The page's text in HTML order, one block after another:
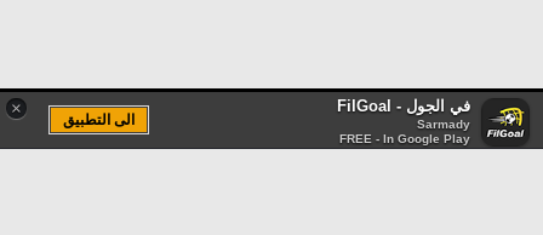
× في الجول - FilGoal
Sarmady
FREE - In Google Play
الى التطبيق